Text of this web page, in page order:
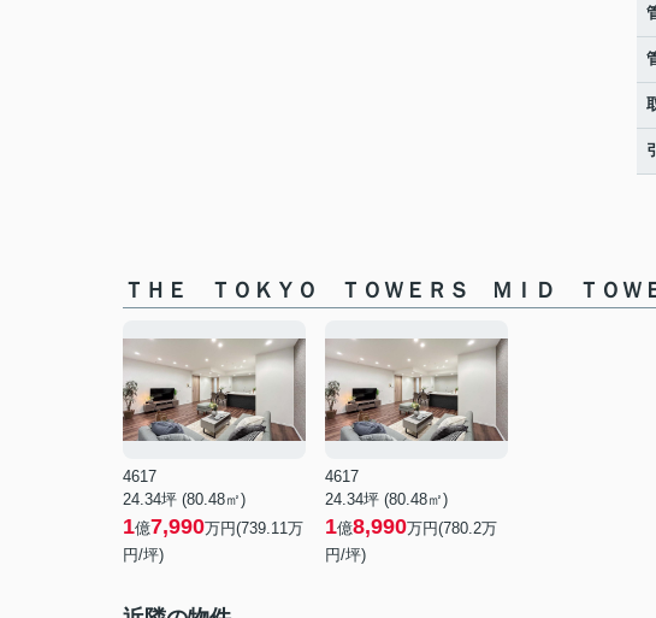
ＴＨＥ ＴＯＫＹＯ ＴＯＷＥＲＳ ＭＩＤ ＴＯＷＥ
4617
24.34坪 (80.48㎡)
1億7,990万円(739.11万
円/坪)
4617
24.34坪 (80.48㎡)
1億8,990万円(780.2万
円/坪)